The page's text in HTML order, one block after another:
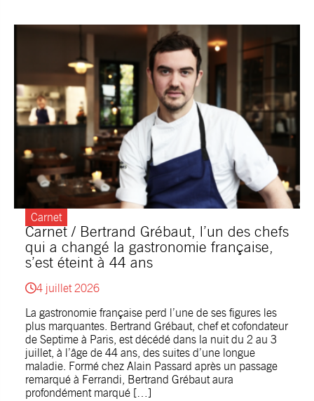
Carnet / Bertrand Grébaut, l’un des chefs
qui a changé la gastronomie française,
s’est éteint à 44 ans
Carnet
4 juillet 2026
La gastronomie française perd l’une de ses figures les
plus marquantes. Bertrand Grébaut, chef et cofondateur
de Septime à Paris, est décédé dans la nuit du 2 au 3
juillet, à l’âge de 44 ans, des suites d’une longue
maladie. Formé chez Alain Passard après un passage
remarqué à Ferrandi, Bertrand Grébaut aura
profondément marqué […]